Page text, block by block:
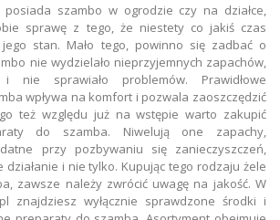
szambo w ogrodzie czy na działce,
sprawę z tego, że niestety co jakiś czas
stan. Mało tego, powinno się zadbać o
nie wydzielało nieprzyjemnych zapachów,
sprawiało problemów. Prawidłowe
wpływa na komfort i pozwala zaoszczędzić
też względu już na wstępie warto zakupić
do szamba. Niwelują one zapachy,
przy pozbywaniu się zanieczyszczeń,
działanie i nie tylko. Kupując tego rodzaju żele
zawsze należy zwrócić uwagę na jakość. W
znajdziesz wyłącznie sprawdzone środki i